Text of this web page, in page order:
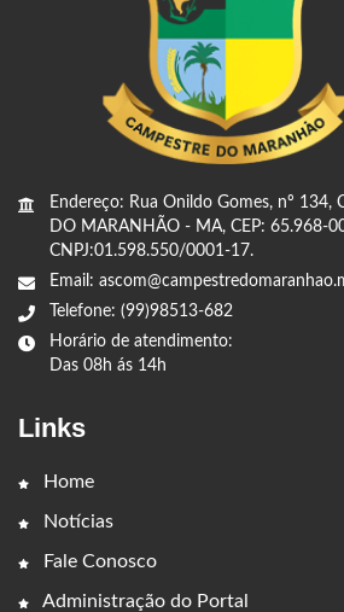
Endereço: Rua Onildo Gomes, nº 134,
DO MARANHÃO - MA, CEP: 65.968-
CNPJ:01.598.550/0001-17.
Email:
Telefone: (99)98513-682
Horário de atendimento:
Das 08h ás 14h
Links
Home
Notícias
Fale Conosco
Administração do Portal